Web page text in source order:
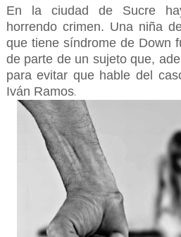
En la ciudad de Sucre
horrendo crimen. Una niña
que tiene síndrome de Down
de parte de un sujeto que,
para evitar que hable del
Iván Ramos.